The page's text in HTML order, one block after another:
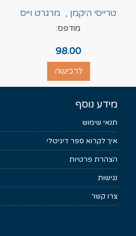
טרייסי היקמן , מרגרט וייס
מודפס:
98.00
לרכישה
מידע נוסף
תנאי שימוש
איך לקרוא ספר דיגיטלי
הצהרת פרטיות
נגישות
צרו קשר